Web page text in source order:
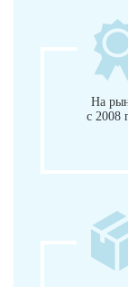
На
с 2008